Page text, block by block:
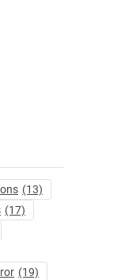
(13)
(17)
(19)